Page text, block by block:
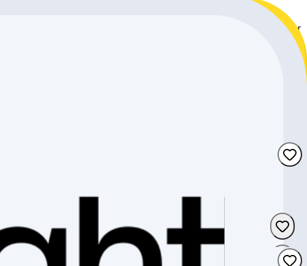
électrique. Avec une technologie de pointe et un design innovant,
des accessoires de propulsion électrique de haute qualité pour